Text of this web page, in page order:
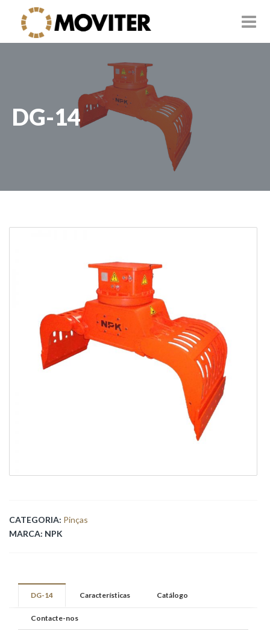
DG-14
CATEGORIA: Pinças
MARCA: NPK
DG-14 Características Catálogo
Contacte-nos